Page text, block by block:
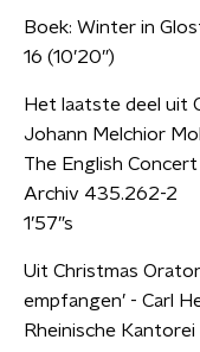
Boek: Winter in
16 (10’20”)
Het laatste deel uit
Johann Melchior
The English
Archiv 435.262-2
1’57”s
Uit Christmas
empfangen’ - Carl
Rheinische